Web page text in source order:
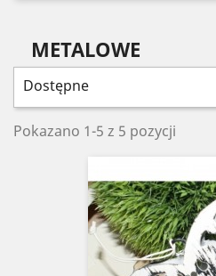
METALOWE
Dostępne
Pokazano 1-5 z 5 pozycji